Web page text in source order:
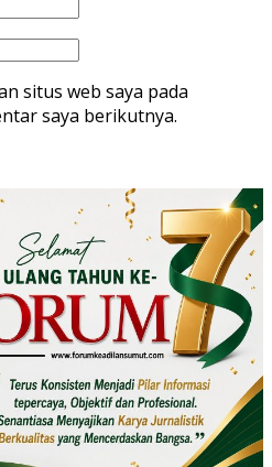
situs web saya pada
saya berikutnya.